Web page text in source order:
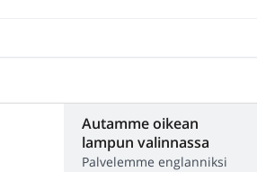
Autamme oikean
lampun valinnassa
Palvelemme englanniksi